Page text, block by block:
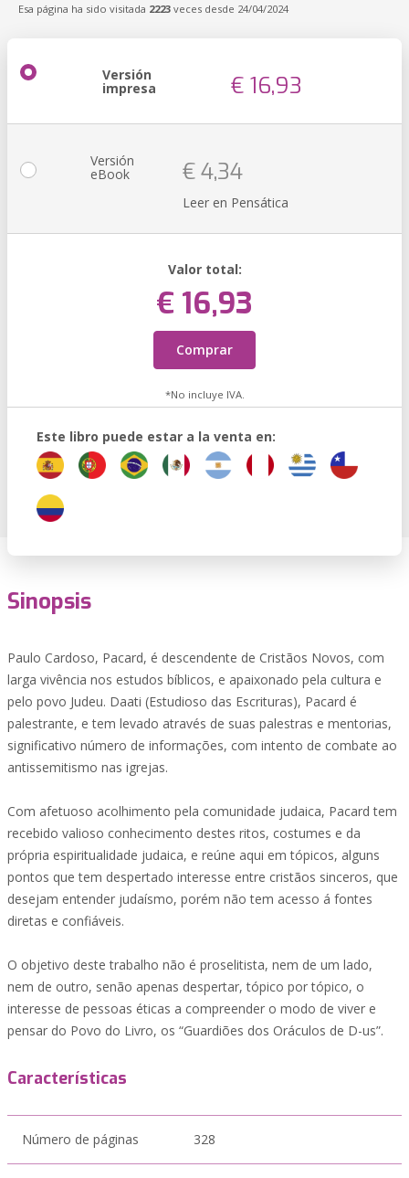
Esa página ha sido visitada 2223 veces desde 24/04/2024
Versión
impresa € 16,93
Versión
eBook € 4,34
Leer en Pensática
Valor total:
€ 16,93
Comprar
*No incluye IVA.
Este libro puede estar a la venta en:
Sinopsis
Paulo Cardoso, Pacard, é descendente de Cristãos Novos, com
larga vivência nos estudos bíblicos, e apaixonado pela cultura e
pelo povo Judeu. Daati (Estudioso das Escrituras), Pacard é
palestrante, e tem levado através de suas palestras e mentorias,
significativo número de informações, com intento de combate ao
antissemitismo nas igrejas.
Com afetuoso acolhimento pela comunidade judaica, Pacard tem
recebido valioso conhecimento destes ritos, costumes e da
própria espiritualidade judaica, e reúne aqui em tópicos, alguns
pontos que tem despertado interesse entre cristãos sinceros, que
desejam entender judaísmo, porém não tem acesso á fontes
diretas e confiáveis.
O objetivo deste trabalho não é proselitista, nem de um lado,
nem de outro, senão apenas despertar, tópico por tópico, o
interesse de pessoas éticas a compreender o modo de viver e
pensar do Povo do Livro, os “Guardiões dos Oráculos de D-us”.
Características
Número de páginas 328